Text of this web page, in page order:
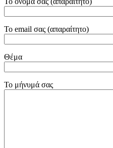
Το email σας (απαραίτητο)
Θέμα
Το μήνυμά σας